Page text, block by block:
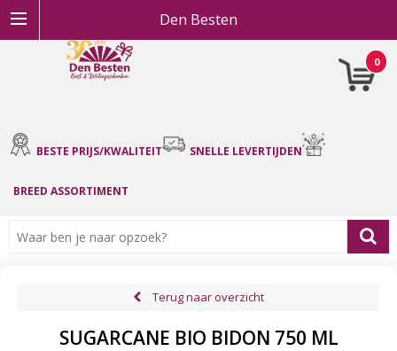
Den Besten
0
BESTE PRIJS/KWALITEIT SNELLE LEVERTIJDEN
BREED ASSORTIMENT
Terug naar overzicht
SUGARCANE BIO BIDON 750 ML